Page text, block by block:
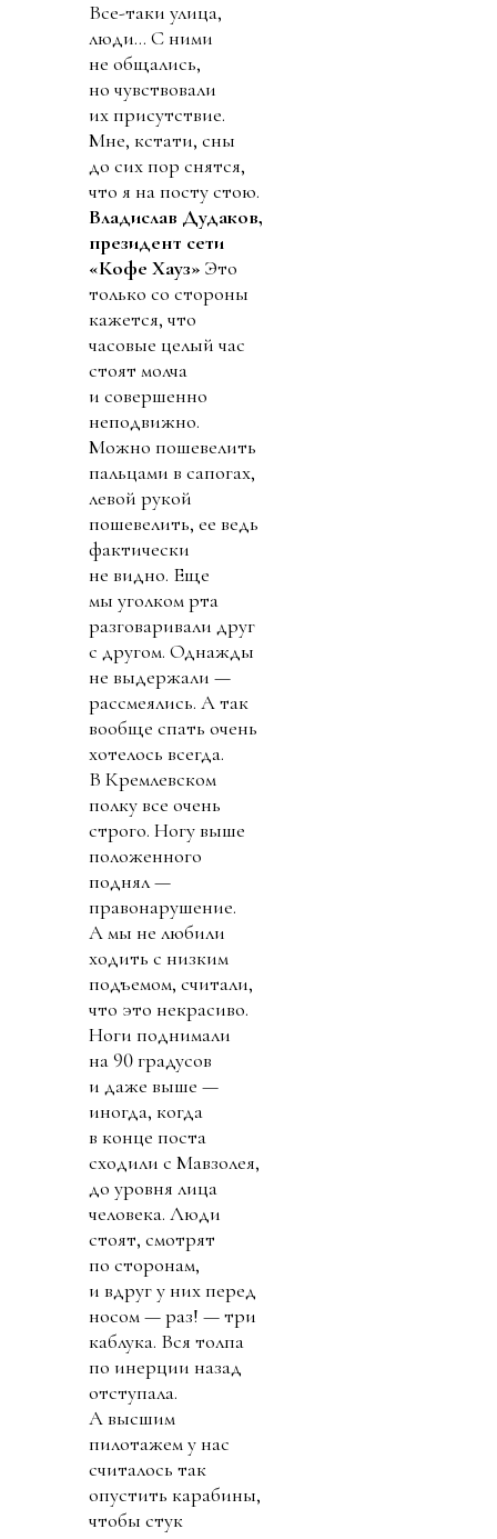
Все-таки улица,
люди... С ними
не общались,
но чувствовали
их присутствие.
Мне, кстати, сны
до сих пор снятся,
что я на посту стою.
Владислав Дудаков,
президент сети
«Кофе Хауз» Это
только со стороны
кажется, что
часовые целый час
стоят молча
и совершенно
неподвижно.
Можно пошевелить
пальцами в сапогах,
левой рукой
пошевелить, ее ведь
фактически
не видно. Еще
мы уголком рта
разговаривали друг
с другом. Однажды
не выдержали —
рассмеялись. А так
вообще спать очень
хотелось всегда.
В Кремлевском
полку все очень
строго. Ногу выше
положенного
поднял —
правонарушение.
А мы не любили
ходить с низким
подъемом, считали,
что это некрасиво.
Ноги поднимали
на 90 градусов
и даже выше —
иногда, когда
в конце поста
сходили с Мавзолея,
до уровня лица
человека. Люди
стоят, смотрят
по сторонам,
и вдруг у них перед
носом — раз! — три
каблука. Вся толпа
по инерции назад
отступала.
А высшим
пилотажем у нас
считалось так
опустить карабины,
чтобы стук